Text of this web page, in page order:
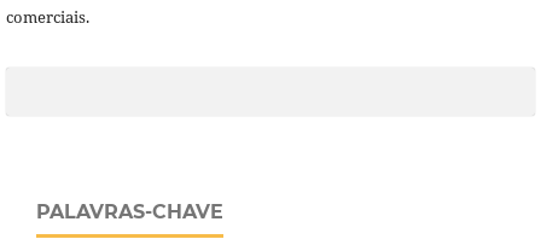
comerciais.
PALAVRAS-CHAVE